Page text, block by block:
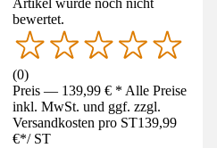
bewertet.
(0)
Preis — 139,99 € * Alle Preise
inkl. MwSt. und ggf. zzgl.
Versandkosten pro ST139,99
€*/ ST